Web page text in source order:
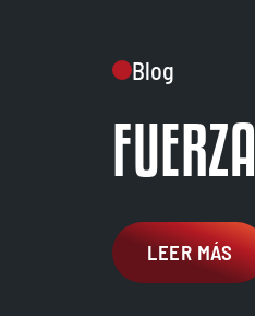
Blog
FUERZA
LEER MÁS